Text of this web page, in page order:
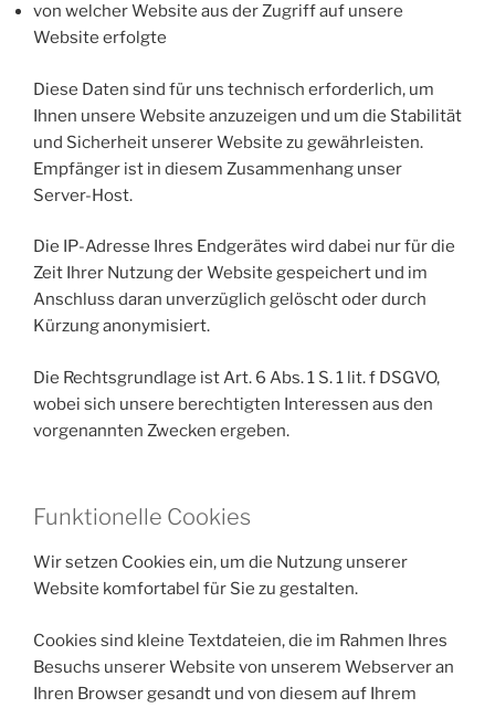
von welcher Website aus der Zugriff auf unsere
Website erfolgte
Diese Daten sind für uns technisch erforderlich, um
Ihnen unsere Website anzuzeigen und um die Stabilität
und Sicherheit unserer Website zu gewährleisten.
Empfänger ist in diesem Zusammenhang unser
Server-Host.
Die IP-Adresse Ihres Endgerätes wird dabei nur für die
Zeit Ihrer Nutzung der Website gespeichert und im
Anschluss daran unverzüglich gelöscht oder durch
Kürzung anonymisiert.
Die Rechtsgrundlage ist Art. 6 Abs. 1 S. 1 lit. f DSGVO,
wobei sich unsere berechtigten Interessen aus den
vorgenannten Zwecken ergeben.
Funktionelle Cookies
Wir setzen Cookies ein, um die Nutzung unserer
Website komfortabel für Sie zu gestalten.
Cookies sind kleine Textdateien, die im Rahmen Ihres
Besuchs unserer Website von unserem Webserver an
Ihren Browser gesandt und von diesem auf Ihrem